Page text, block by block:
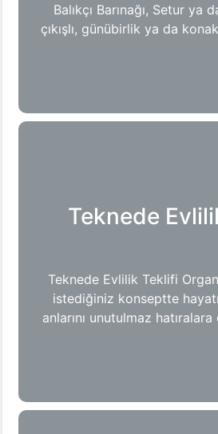
Balıkçı Barınağı, Setur ya
çıkışlı, günübirlik ya da
Teknede
Teknede Evlilik Teklifi
istediğiniz konseptte
anlarını unutulmaz